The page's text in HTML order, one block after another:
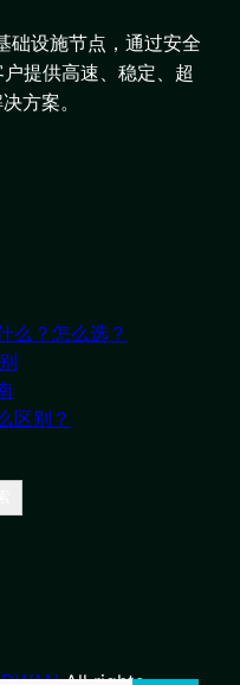
础设施节点，通过安全
提供高速、稳定、超
方案。
么？怎么选？
区别？